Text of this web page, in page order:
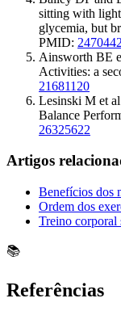
sitting with
glycemia, but
PMID:
Ainsworth BE
Activities: a
21681120
Lesinski M et
Balance
26325622
Artigos
Benefícios dos
Ordem dos
Treino corporal
📚
Referências